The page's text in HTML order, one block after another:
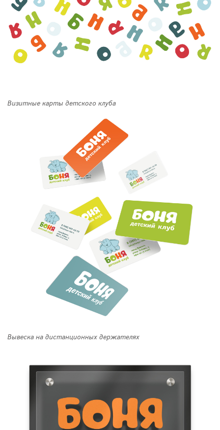
Визитные карты детского клуба
Вывеска на дистанционных держателях